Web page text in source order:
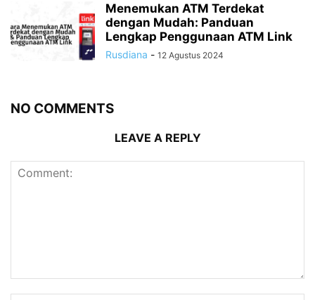
Menemukan ATM Terdekat
dengan Mudah: Panduan
Lengkap Penggunaan ATM Link
Rusdiana - 12 Agustus 2024
NO COMMENTS
LEAVE A REPLY